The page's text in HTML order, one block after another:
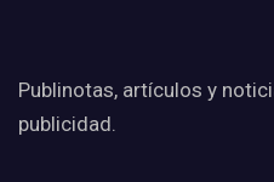
Publinotas, artículos y
publicidad.